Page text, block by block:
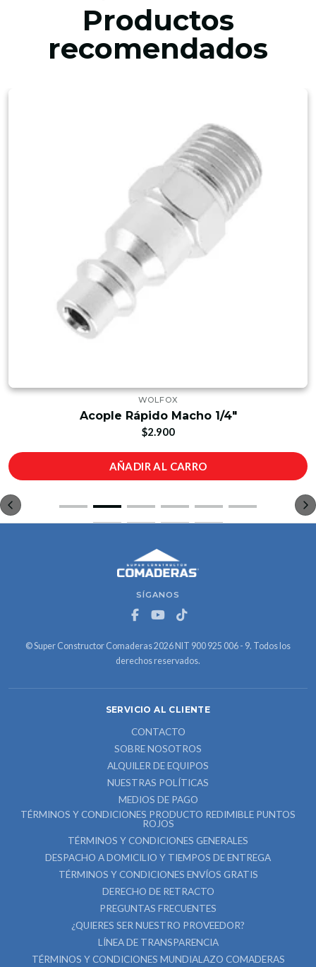
Productos
recomendados
WOLFOX
Acople Rápido Macho 1/4"
$2.900
AÑADIR AL CARRO
SÍGANOS
© Super Constructor Comaderas 2026 NIT 900 925 006 - 9. Todos los
derechos reservados.
SERVICIO AL CLIENTE
CONTACTO
SOBRE NOSOTROS
ALQUILER DE EQUIPOS
NUESTRAS POLÍTICAS
MEDIOS DE PAGO
TÉRMINOS Y CONDICIONES PRODUCTO REDIMIBLE PUNTOS
ROJOS
TÉRMINOS Y CONDICIONES GENERALES
DESPACHO A DOMICILIO Y TIEMPOS DE ENTREGA
TÉRMINOS Y CONDICIONES ENVÍOS GRATIS
DERECHO DE RETRACTO
PREGUNTAS FRECUENTES
¿QUIERES SER NUESTRO PROVEEDOR?
LÍNEA DE TRANSPARENCIA
TÉRMINOS Y CONDICIONES MUNDIALAZO COMADERAS